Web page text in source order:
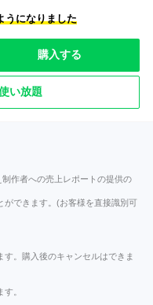
うになりました
購入する
い放題
作者への売上レポートの提供の
ができます。(お客様を直接識別可
。購入後のキャンセルはできま
。